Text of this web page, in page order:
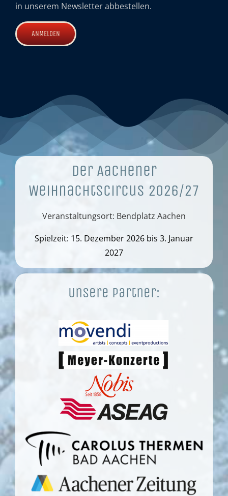
in unserem Newsletter abbestellen.
Der Aachener
Weihnachtscircus 2026/27
Veranstaltungsort: Bendplatz Aachen
Spielzeit: 15. Dezember 2026 bis 3. Januar
2027
Unsere Partner: